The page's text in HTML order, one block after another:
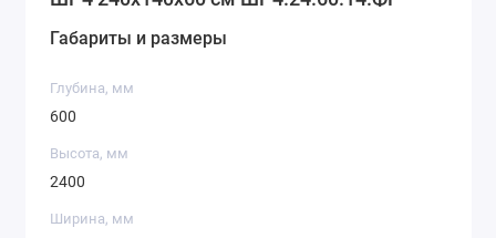
Кашемир
Габариты и размеры
Глубина, мм
600
Высота, мм
2400
Ширина, мм